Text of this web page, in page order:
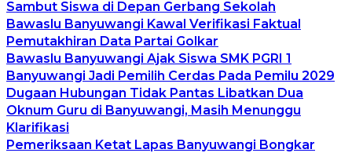
Sambut Siswa di Depan Gerbang Sekolah
Bawaslu Banyuwangi Kawal Verifikasi Faktual
Pemutakhiran Data Partai Golkar
Bawaslu Banyuwangi Ajak Siswa SMK PGRI 1
Banyuwangi Jadi Pemilih Cerdas Pada Pemilu 2029
Dugaan Hubungan Tidak Pantas Libatkan Dua
Oknum Guru di Banyuwangi, Masih Menunggu
Klarifikasi
Pemeriksaan Ketat Lapas Banyuwangi Bongkar